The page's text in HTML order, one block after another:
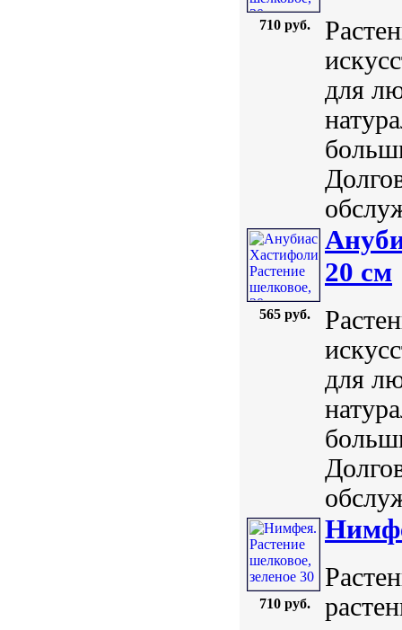
710 руб.
для
565 руб.
20 см
для
710 руб.